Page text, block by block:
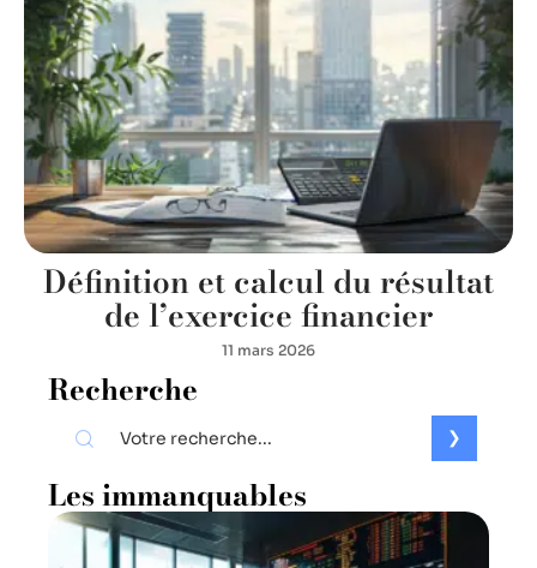
Définition et calcul du résultat
de l’exercice financier
11 mars 2026
Recherche
Les immanquables